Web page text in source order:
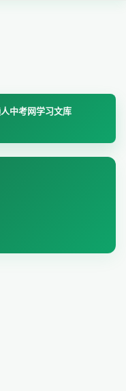
中考网学习文库